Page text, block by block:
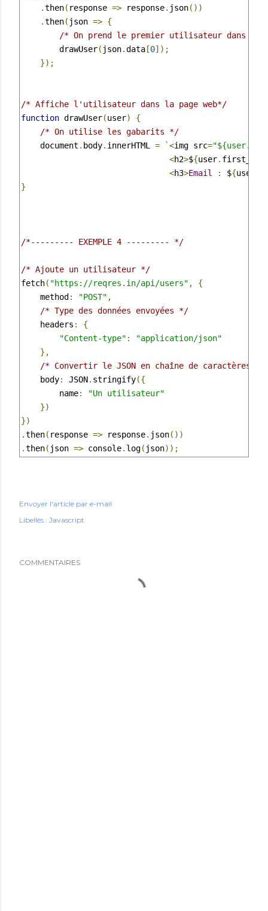
.then( response => response. json())
.then( json => {
/* On prend le premier utilisateur dans
        drawUser
( json.data [0]);
});
/* Affiche l'utilisateur dans la page web*/
function drawUser(user)
{
/* On utilise les gabarits */
    document
. body. innerHTML = `<img src=
<h2>${user.
<h3>Email : ${user
}
/*--------- EXEMPLE 4 --------- */
/* Ajoute un utilisateur */
fetch( "https://reqres.in/api/users" ,
{
    method
: "POST" ,
/* Type des données envoyées */
    headers
:
{
"Content-type" :
"application/json"
},
/* Convertir le JSON en chaîne de caractères */
    body
: JSON. stringify({
        name
:
"Un utilisateur"
})
})
.then( response => response. json())
.then( json => console. log( json));
Envoyer l'article par e-mail
Libellés : Javascript
COMMENTAIRES